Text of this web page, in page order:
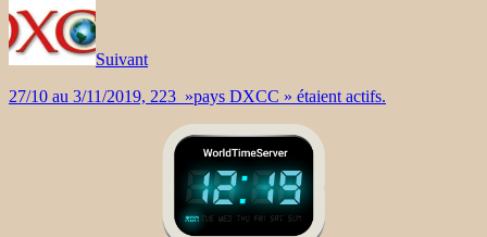
Suivant
27/10 au 3/11/2019, 223 »pays DXCC » étaient actifs.